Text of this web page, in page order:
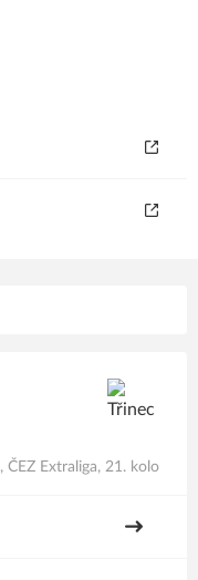
, ČEZ Extraliga, 21. kolo